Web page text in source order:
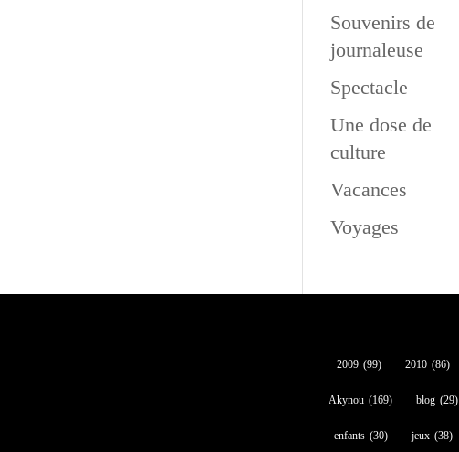
Souvenirs de
journaleuse
Spectacle
Une dose de
culture
Vacances
Voyages
2009 (99) 2010 (86)
Akynou (169) blog (29)
enfants (30) jeux (38)